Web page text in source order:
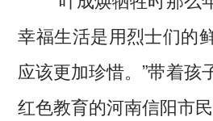
幸福生活是用烈士们的
应该更加珍惜。”带着孩
红色教育的河南信阳市民